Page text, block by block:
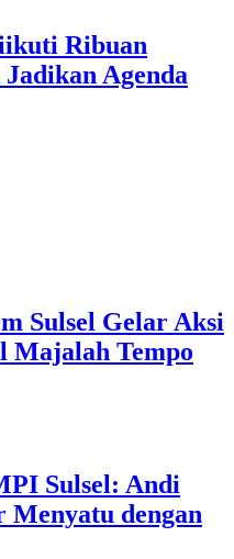
Ribuan
Agenda
Sulsel Gelar Aksi
Majalah Tempo
Sulsel: Andi
dengan